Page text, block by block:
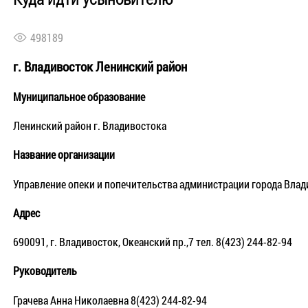
498189
г. Владивосток Ленинский район
Муниципальное образование
Ленинский район г. Владивостока
Название организации
Управление опеки и попечительства администрации города
Адрес
690091, г. Владивосток, Океанский пр.,7 тел. 8(423) 244-82-94
Руководитель
Грачева Анна Николаевна 8(423) 244-82-94